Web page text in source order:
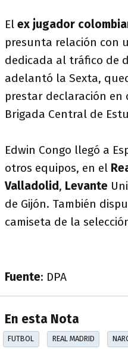
El ex jugador
presunta relación con
dedicada al tráfico de
adelantó la Sexta,
prestar declaración en
Brigada Central de
Edwin Congo llegó a
otros equipos, en el
Valladolid, Levante
de Gijón. También
camiseta de la
Fuente: DPA
En esta Nota
FUTBOL REAL MADRID